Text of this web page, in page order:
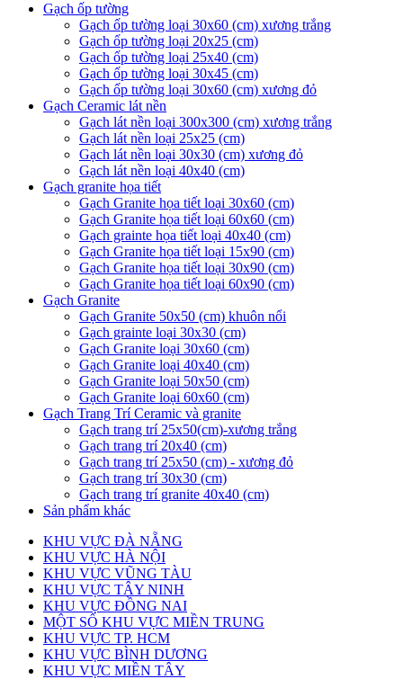
Gạch ốp tường
Gạch ốp tường loại 30x60 (cm) xương trắng
Gạch ốp tường loại 20x25 (cm)
Gạch ốp tường loại 25x40 (cm)
Gạch ốp tường loại 30x45 (cm)
Gạch ốp tường loại 30x60 (cm) xương đỏ
Gạch Ceramic lát nền
Gạch lát nền loại 300x300 (cm) xương trắng
Gạch lát nền loại 25x25 (cm)
Gạch lát nền loại 30x30 (cm) xương đỏ
Gạch lát nền loại 40x40 (cm)
Gạch granite họa tiết
Gạch Granite họa tiết loại 30x60 (cm)
Gạch Granite họa tiết loại 60x60 (cm)
Gạch grainte họa tiết loại 40x40 (cm)
Gạch Granite họa tiết loại 15x90 (cm)
Gạch Granite họa tiết loại 30x90 (cm)
Gạch Granite họa tiết loại 60x90 (cm)
Gạch Granite
Gạch Granite 50x50 (cm) khuôn nổi
Gạch grainte loại 30x30 (cm)
Gạch Granite loại 30x60 (cm)
Gạch Granite loại 40x40 (cm)
Gạch Granite loại 50x50 (cm)
Gạch Granite loại 60x60 (cm)
Gạch Trang Trí Ceramic và granite
Gạch trang trí 25x50(cm)-xương trắng
Gạch trang trí 20x40 (cm)
Gạch trang trí 25x50 (cm) - xương đỏ
Gạch trang trí 30x30 (cm)
Gạch trang trí granite 40x40 (cm)
Sản phẩm khác
KHU VỰC ĐÀ NẴNG
KHU VỰC HÀ NỘI
KHU VỰC VŨNG TÀU
KHU VỰC TÂY NINH
KHU VỰC ĐỒNG NAI
MỘT SỐ KHU VỰC MIỀN TRUNG
KHU VỰC TP. HCM
KHU VỰC BÌNH DƯƠNG
KHU VỰC MIỀN TÂY